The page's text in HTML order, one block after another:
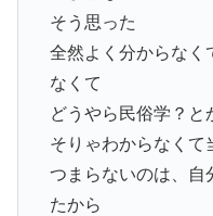
そう思った
全然よく分からなく
なくて
どうやら民俗学？と
そりゃわからなくて
つまらないのは、自
たから